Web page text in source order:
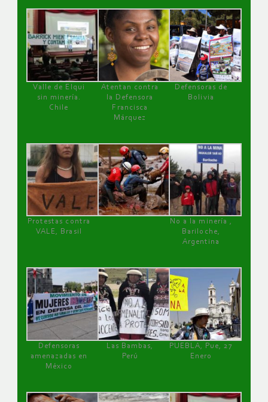
Valle de Elqui
sin minería.
Chile
Atentan contra
la Defensora
Francisca
Márquez
Defensoras de
Bolivia
Protestas contra
VALE, Brasil
No a la minería ,
Bariloche,
Argentina
Defensoras
amenazadas en
México
Las Bambas,
Perú
PUEBLA, Pue, 27
Enero